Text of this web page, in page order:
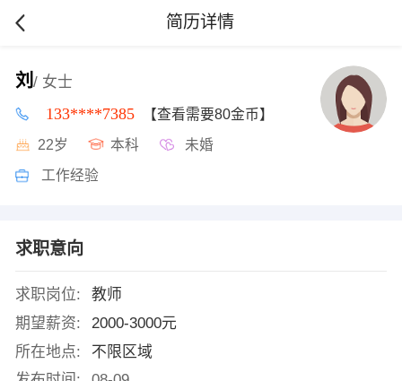
简历详情
刘 / 女士
133****7385 【查看需要80金币】
22岁 本科 未婚
工作经验
求职意向
求职岗位:
教师
期望薪资:
2000-3000元
所在地点:
不限区域